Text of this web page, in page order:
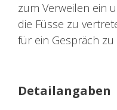
zum Verweilen ein
die Füsse zu
für ein Gespräch zu
Detailangaben